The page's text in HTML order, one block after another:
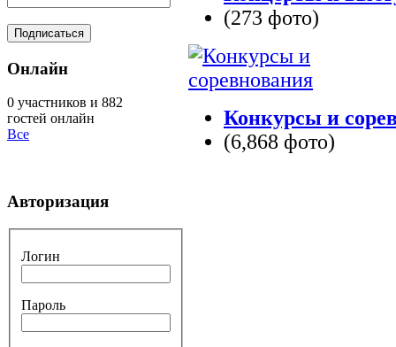
(273 фото)
Конкурсы и
(6,868 фото)
Онлайн
0 участников и 882
гостей онлайн
Все
Авторизация
Логин
Пароль